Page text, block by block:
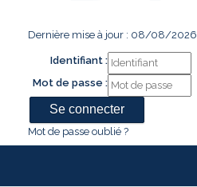
Dernière mise à jour : 08/08/2026
Identifiant :
Mot de passe :
Mot de passe oublié ?